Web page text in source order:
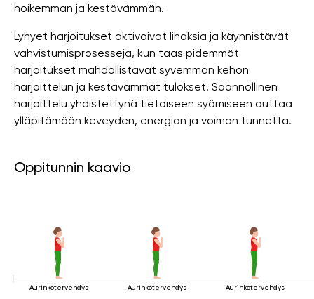
hoikemman ja kestävämmän.
Lyhyet harjoitukset aktivoivat lihaksia ja käynnistävät
vahvistumisprosesseja, kun taas pidemmät
harjoitukset mahdollistavat syvemmän kehon
harjoittelun ja kestävämmät tulokset. Säännöllinen
harjoittelu yhdistettynä tietoiseen syömiseen auttaa
ylläpitämään keveyden, energian ja voiman tunnetta.
Oppitunnin kaavio
Aurinkotervehdys Aurinkotervehdys Aurinkotervehdys